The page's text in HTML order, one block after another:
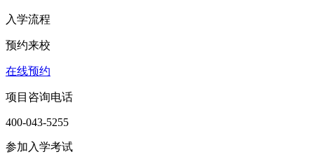
入学流程
预约来校
在线预约
项目咨询电话
400-043-5255
参加入学考试